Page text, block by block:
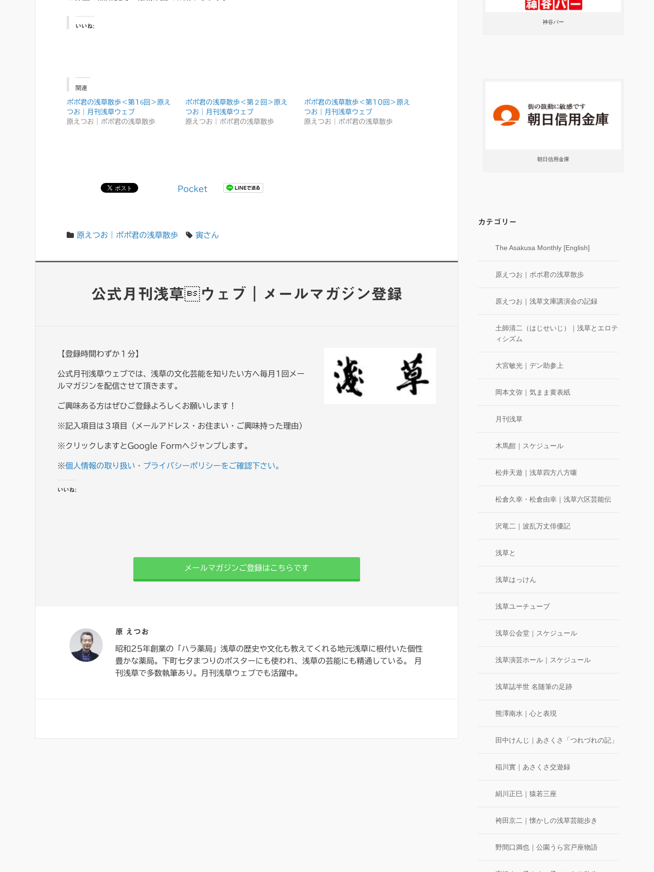
いいね:
関連
ポポ君の浅草散歩＜第16回＞原え
つお｜月刊浅草ウェブ
原えつお｜ポポ君の浅草散歩
ポポ君の浅草散歩＜第２回＞原え
つお｜月刊浅草ウェブ
原えつお｜ポポ君の浅草散歩
ポポ君の浅草散歩＜第10回＞原え
つお｜月刊浅草ウェブ
原えつお｜ポポ君の浅草散歩
Pocket
原えつお｜ポポ君の浅草散歩 寅さん
公式月刊浅草ウェブ｜メールマガジン登録
【登録時間わずか１分】
公式月刊浅草ウェブでは、浅草の文化芸能を知りたい方へ毎月1回メー
ルマガジンを配信させて頂きます。
ご興味ある方はぜひご登録よろしくお願いします！
※記入項目は３項目（メールアドレス・お住まい・ご興味持った理由）
※クリックしますとGoogle Formへジャンプします。
※個人情報の取り扱い・プライバシーポリシーをご確認下さい。
いいね:
メールマガジンご登録はこちらです
原 えつお
昭和25年創業の「ハラ薬局」浅草の歴史や文化も教えてくれる地元浅草に根付いた個性
豊かな薬局。下町七夕まつりのポスターにも使われ、浅草の芸能にも精通している。 月
刊浅草で多数執筆あり。月刊浅草ウェブでも活躍中。
神谷バー
朝日信用金庫
カテゴリー
The Asakusa Monthly [English]
原えつお｜ポポ君の浅草散歩
原えつお｜浅草文庫講演会の記録
土師清二（はじせいじ）｜浅草とエロテ
ィシズム
大宮敏光｜デン助参上
岡本文弥｜気まま黄表紙
月刊浅草
木馬館｜スケジュール
松井天遊｜浅草四方八方噺
松倉久幸・松倉由幸｜浅草六区芸能伝
沢竜二｜波乱万丈俳優記
浅草と
浅草はっけん
浅草ユーチューブ
浅草公会堂｜スケジュール
浅草演芸ホール｜スケジュール
浅草誌半世 名随筆の足跡
熊澤南水｜心と表現
田中けんじ｜あさくさ「つれづれの記」
稲川實｜あさくさ交遊録
絹川正巳｜猿若三座
袴田京二｜懐かしの浅草芸能歩き
野間口満也｜公園うら宮戸座物語